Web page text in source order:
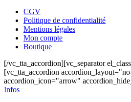
CGV
Politique de confidentialité
Mentions légales
Mon compte
Boutique
[/vc_tta_accordion][vc_separator
[vc_tta_accordion
accordion_icon="arrow"
Infos